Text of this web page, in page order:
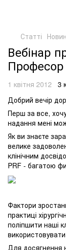
Статті
Вебінар
Професор
1 квітня 2012
3
Добрий вечір
Перш за все,
надання мені
Як ви знаєте
велике
клінічним
PRF - багатою
Фактори
практиці
поліпшити наші
Для досягнення